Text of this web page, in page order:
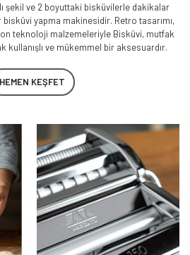
şekil ve 2 boyuttaki bisküvilerle dakikalar
yapma makinesidir. Retro tasarımı,
teknoloji malzemeleriyle Bisküvi, mutfak
kullanışlı ve mükemmel bir aksesuardır.
HEMEN KEŞFET